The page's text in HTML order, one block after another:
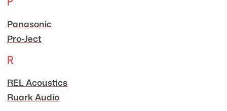
Panasonic
Pro-Ject
R
REL Acoustics
Ruark Audio